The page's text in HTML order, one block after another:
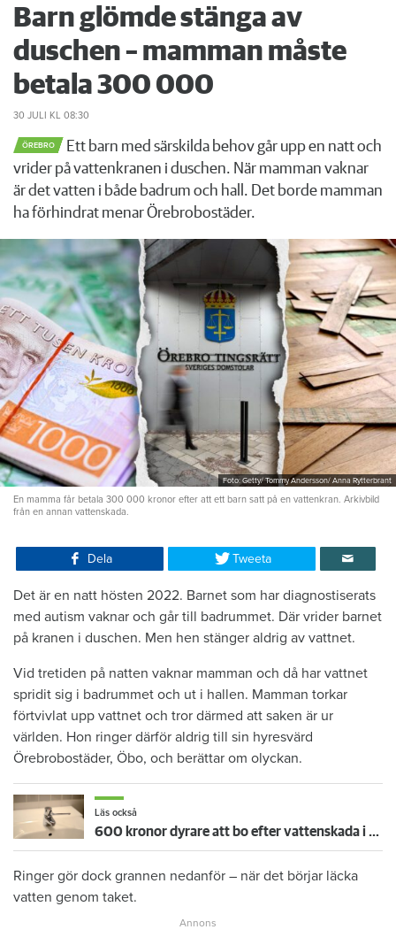
Barn glömde stänga av
duschen – mamman måste
betala 300 000
30 JULI KL 08:30
ÖREBRO
Ett barn med särskilda behov går upp en natt och
vrider på vattenkranen i duschen. När mamman vaknar
är det vatten i både badrum och hall. Det borde mamman
ha förhindrat menar Örebrobostäder.
Foto: Getty/ Tommy Andersson/ Anna Rytterbrant
En mamma får betala 300 000 kronor efter att ett barn satt på en vattenkran. Arkivbild
från en annan vattenskada.
Dela Tweeta
Det är en natt hösten 2022. Barnet som har diagnostiserats
med autism vaknar och går till badrummet. Där vrider barnet
på kranen i duschen. Men hen stänger aldrig av vattnet.
Vid tretiden på natten vaknar mamman och då har vattnet
spridit sig i badrummet och ut i hallen. Mamman torkar
förtvivlat upp vattnet och tror därmed att saken är ur
världen. Hon ringer därför aldrig till sin hyresvärd
Örebrobostäder, Öbo, och berättar om olyckan.
Läs också
600 kronor dyrare att bo efter vattenskada i Varberg
Ringer gör dock grannen nedanför – när det börjar läcka
vatten genom taket.